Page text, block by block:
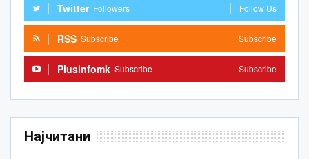
Twitter Followers Follow Us
RSS Subscribe Subscribe
Plusinfomk Subscribe Subscribe
Најчитани